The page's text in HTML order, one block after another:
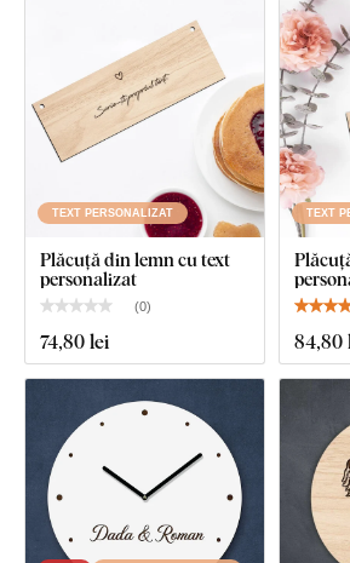
TEXT PERSONALIZAT
Plăcuță din lemn cu text
personalizat
(0)
74,80 lei
TEXT
84,80